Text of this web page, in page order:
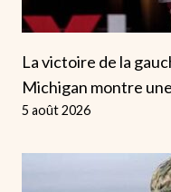
La victoire de la
Michigan montre
5 août 2026